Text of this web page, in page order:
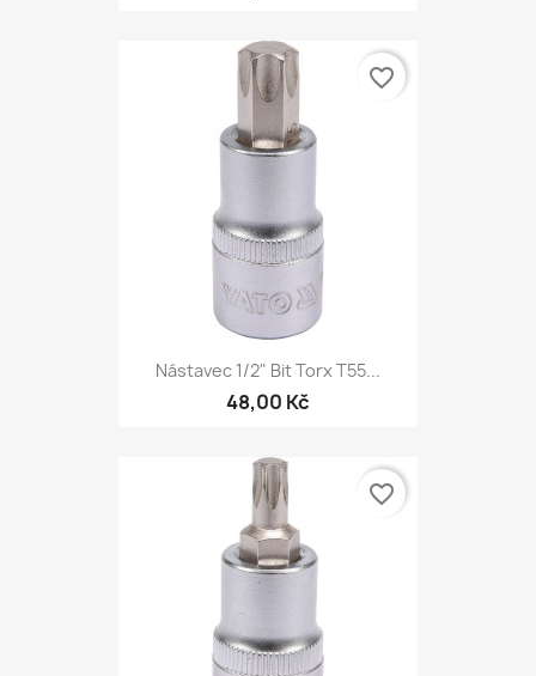
Nástavec 1/2" Bit Torx T55...
48,00 Kč
favorite_border
favorite_border